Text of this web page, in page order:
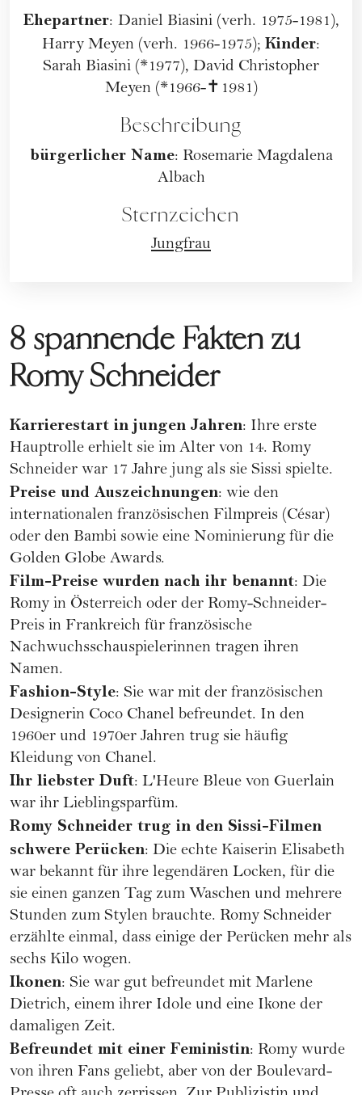
Ehepartner: Daniel Biasini (verh. 1975-1981),
Harry Meyen (verh. 1966-1975); Kinder:
Sarah Biasini (*1977), David Christopher
Meyen (*1966-✝1981)
Beschreibung
bürgerlicher Name: Rosemarie Magdalena
Albach
Sternzeichen
Jungfrau
8 spannende Fakten zu
Romy Schneider
Karrierestart in jungen Jahren: Ihre erste
Hauptrolle erhielt sie im Alter von 14. Romy
Schneider war 17 Jahre jung als sie Sissi spielte.
Preise und Auszeichnungen: wie den
internationalen französischen Filmpreis (César)
oder den Bambi sowie eine Nominierung für die
Golden Globe Awards.
Film-Preise wurden nach ihr benannt: Die
Romy in Österreich oder der Romy-Schneider-
Preis in Frankreich für französische
Nachwuchsschauspielerinnen tragen ihren
Namen.
Fashion-Style: Sie war mit der französischen
Designerin Coco Chanel befreundet. In den
1960er und 1970er Jahren trug sie häufig
Kleidung von Chanel.
Ihr liebster Duft: L'Heure Bleue von Guerlain
war ihr Lieblingsparfüm.
Romy Schneider trug in den Sissi-Filmen
schwere Perücken: Die echte Kaiserin Elisabeth
war bekannt für ihre legendären Locken, für die
sie einen ganzen Tag zum Waschen und mehrere
Stunden zum Stylen brauchte. Romy Schneider
erzählte einmal, dass einige der Perücken mehr als
sechs Kilo wogen.
Ikonen: Sie war gut befreundet mit Marlene
Dietrich, einem ihrer Idole und eine Ikone der
damaligen Zeit.
Befreundet mit einer Feministin: Romy wurde
von ihren Fans geliebt, aber von der Boulevard-